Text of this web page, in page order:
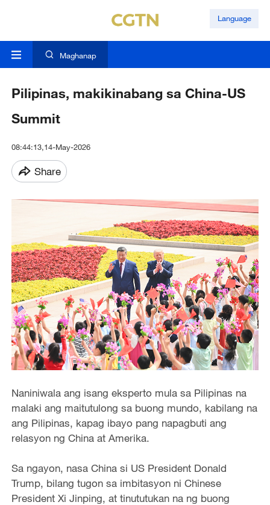
Language
Maghanap
Pilipinas, makikinabang sa China-US
Summit
08:44:13,14-May-2026
Share
Naniniwala ang isang eksperto mula sa Pilipinas na
malaki ang maitutulong sa buong mundo, kabilang na
ang Pilipinas, kapag ibayo pang napagbuti ang
relasyon ng China at Amerika.
Sa ngayon, nasa China si US President Donald
Trump, bilang tugon sa imbitasyon ni Chinese
President Xi Jinping, at tinututukan na ng buong